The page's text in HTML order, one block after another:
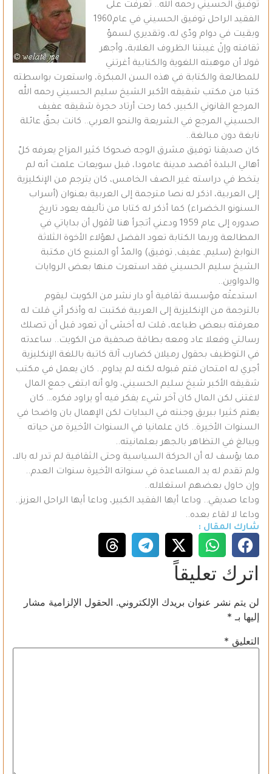
توفيق الحسيني رحمه الله.. تعرفت على
الفقيد الراحل توفيق الحسيني في عام1960
وبقيت في دوام ودّي له، وتقديري لسموّ
ثقافته وإنْ غيبتنا الظروف الغلابة، وأجهر
قولا أن موهبته اللغوية والكتابية أغرتني
للمطالعة والكتابة في هذه السن المبكرة، واستعرت بواسطته
كتبا من مكتب شقيقه الأكبر الشيخ سليم الحسيني رحمه الله
المرجع القانوني الكبير، كما رحت أرتاد حجرة شقيقه عفيف
الحسيني المرجع في الشريعة والنحو العربي.. كانت بحقّ عائلة
نابغة دون مبالغة..
كان صديقنا توفيق مشرق الوجه ضحوكا كثير المزاح يعرفه كلّ
أهالي البلدة أقصد مدينة عامودا، قبل سويعات علمت أنه لم
يتخط في دراسته غير الصف الخامس، كان يترجم من الإنكليزية
إلى العربية، اذكر له نصا مترجمة إلى العربية بعنوان (أسراب
السنونو الخضراء) كما أذكر له كتابا من تأليفه يعود تاريخ
صدوره إلى عام 1959 ودعني أتجرأ هنا لأقول أن بداياتي في
المطالعة وربما الكتابة تعود الفضل لهؤلاء الأخوة الثلاثة
النوابغ (سليم, عفيف, توفيق) والمدّ أو المنبع كان مكتبة
الشيخ سليم الحسيني فقد استعرت منها بعض الروايات
والدواوين..
استدعتْه مؤسسة ثقافية أو دار نشر من الكويت ليقوم
بالترجمة من الإنكليزية إلى العربية فكتبت له وأذكر أني قلت له
معرفته ببعض طباعه، قلت له أخشى أن تعود قبل أن تصلك
رسالتي وفعلا عاد ومعه بطاقة صحفية من الكويت.. ساعدته
في التوظيف بحقول رميلان كضارب آلة كاتبة باللغة الإنكليزية
أجري له امتحان فتم قبوله لكنه لم يداوم.. كان يعمل في مكتب
شقيقه الأكبر شيخ سليم الحسيني، ولو أنه ابتغى جمع المال
لاغتنى لكن المال كان آخر شيء يفكر فيه أو يراود فكره… كان
يهتم كثيرا ببريق وجنته في البدايات لكن الإهمال بان واضحا في
السنوات الأخيرة.. كان علمانيا في السنوات الأخيرة من حياته
ويبالغ في التظاهر بالجهر بعلمانيته..
مما يؤسف له أن الحركة السياسية وحتى الثقافية لم تدر له بالا،
ولم تقدم له يد المساعدة في سنواته الأخيرة سنوات العدم..
وإن حاول بعضهم استغلاله..
وداعا صديقي.. وداعا أيها الفقيد الكبير، وداعا أيها الراحل العزيز..
وداعا لا لقاء بعده..
شارك المقال :
اترك تعليقاً
لن يتم نشر عنوان بريدك الإلكتروني. الحقول الإلزامية مشار
إليها بـ *
التعليق *